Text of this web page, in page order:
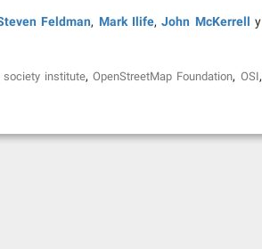
Feldman, Mark Ilife,John McKerrell y
society institute,OpenStreetMap Foundation, OSI,